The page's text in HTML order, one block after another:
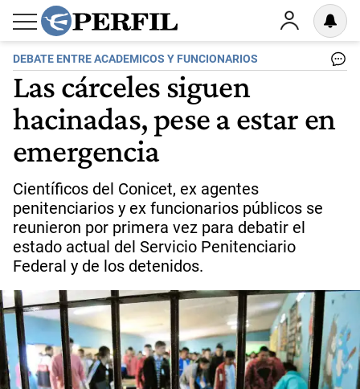
DEBATE ENTRE ACADEMICOS Y FUNCIONARIOS
Las cárceles siguen
hacinadas, pese a estar en
emergencia
Científicos del Conicet, ex agentes
penitenciarios y ex funcionarios públicos se
reunieron por primera vez para debatir el
estado actual del Servicio Penitenciario
Federal y de los detenidos.